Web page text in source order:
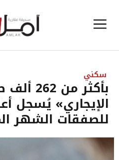
إلى القائمة
سكني
بأكثر
الإيجاري» يُسجل
للصفقات الشهر